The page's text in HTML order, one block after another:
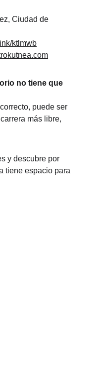
Ciudad de
ktlmwb
no tiene que
puede ser
más libre,
y descubre por
tiene espacio para